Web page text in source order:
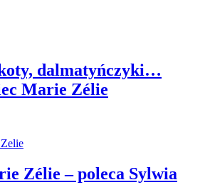
dalmatyńczyki…
Marie Zélie
Zélie – poleca Sylwia